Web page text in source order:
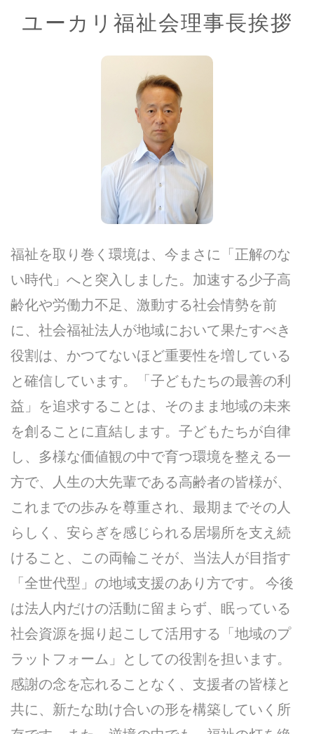
ユーカリ福祉会理事長挨拶
福祉を取り巻く環境は、今まさに「正解のな
い時代」へと突入しました。加速する少子高
齢化や労働力不足、激動する社会情勢を前
に、社会福祉法人が地域において果たすべき
役割は、かつてないほど重要性を増している
と確信しています。「子どもたちの最善の利
益」を追求することは、そのまま地域の未来
を創ることに直結します。子どもたちが自律
し、多様な価値観の中で育つ環境を整える一
方で、人生の大先輩である高齢者の皆様が、
これまでの歩みを尊重され、最期までその人
らしく、安らぎを感じられる居場所を支え続
けること、この両輪こそが、当法人が目指す
「全世代型」の地域支援のあり方です。 今後
は法人内だけの活動に留まらず、眠っている
社会資源を掘り起こして活用する「地域のプ
ラットフォーム」としての役割を担います。
感謝の念を忘れることなく、支援者の皆様と
共に、新たな助け合いの形を構築していく所